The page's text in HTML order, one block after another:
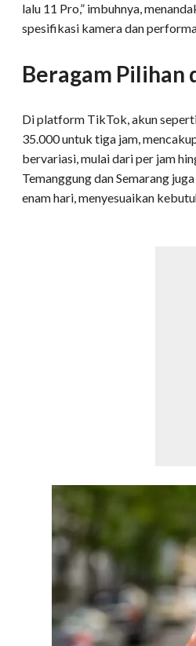
lalu 11 Pro,” imbuhnya,
spesifikasi kamera dan
Beragam Pilihan
Di platform TikTok, akun
35.000 untuk tiga jam,
bervariasi, mulai dari per jam
Temanggung dan Semarang
enam hari, menyesuaikan